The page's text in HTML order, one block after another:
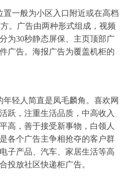
一般为小区入口附近或在高档
。广告由两种形式组成，视频
为30秒静态屏保、主页顶部广
广告。海报广告为覆盖机柜的
轻人简直是凤毛麟角。喜欢网
跃，注重生活品质，中高收入
高，善于接受新事物，白领人
各个广告主争相抢夺的客户群
子产品、汽车、家居生活等高
投放社区快递柜广告。